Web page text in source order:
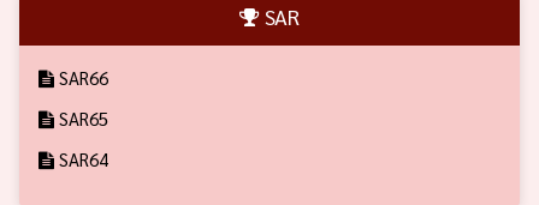
SAR
SAR66
SAR65
SAR64